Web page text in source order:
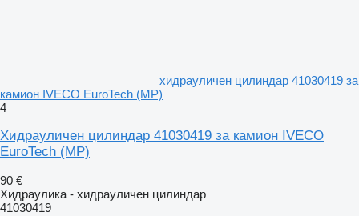
хидрауличен цилиндар 41030419 за
камион IVECO EuroTech (MP)
4
Хидрауличен цилиндар 41030419 за камион IVECO
EuroTech (MP)
90 €
Хидраулика - хидрауличен цилиндар
41030419